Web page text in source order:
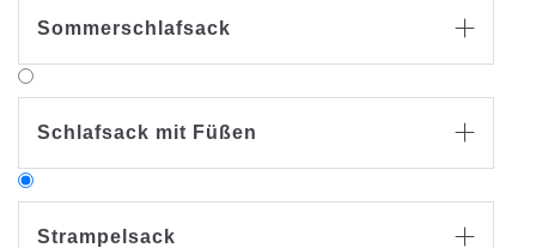
Sommerschlafsack 
Schlafsack mit Füßen 
Strampelsack 